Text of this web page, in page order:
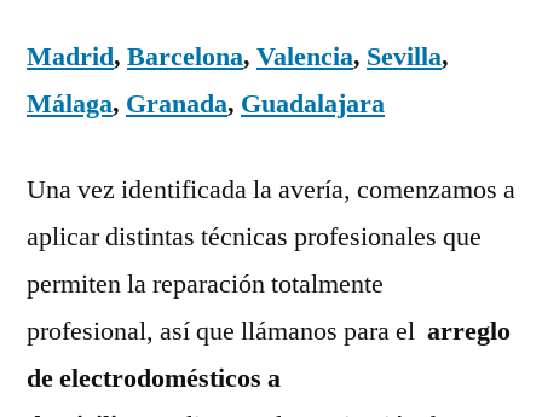
Madrid, Barcelona, Valencia, Sevilla,
Málaga, Granada, Guadalajara
Una vez identificada la avería, comenzamos a
aplicar distintas técnicas profesionales que
permiten la reparación totalmente
profesional, así que llámanos para el arreglo
de electrodomésticos a